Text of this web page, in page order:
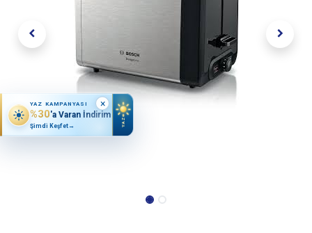
YAZ KAMPANYASI
%30'a Varan İndirim
Şimdi Keşfet→ YAZ
×